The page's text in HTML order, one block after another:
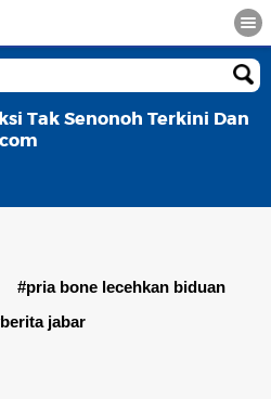
Tak Senonoh Terkini Dan
#pria bone lecehkan biduan
jabar